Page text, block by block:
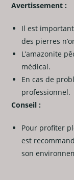
Avertissement :
Il est
des pierres
L’amazonite
médical.
En cas de
professionnel.
Conseil :
Pour profiter
est
son